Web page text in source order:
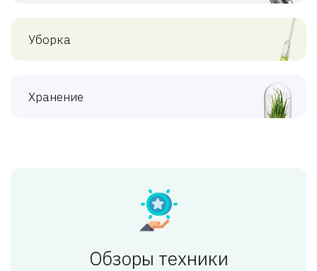
Уборка
Хранение
Обзоры техники